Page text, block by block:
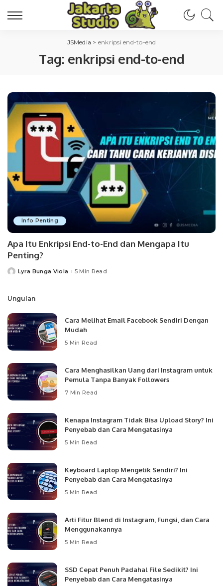
JSMedia > enkripsi end-to-end
Tag: enkripsi end-to-end
Info Penting
Apa Itu Enkripsi End-to-End dan Mengapa Itu
Penting?
PostedLyra Bunga Viola 5 Min Read
Ungulan
Cara Melihat Email Facebook Sendiri Dengan
Mudah
5 Min Read
Cara Menghasilkan Uang dari Instagram untuk
Pemula Tanpa Banyak Followers
7 Min Read
Kenapa Instagram Tidak Bisa Upload Story? Ini
Penyebab dan Cara Mengatasinya
5 Min Read
Keyboard Laptop Mengetik Sendiri? Ini
Penyebab dan Cara Mengatasinya
5 Min Read
Arti Fitur Blend di Instagram, Fungsi, dan Cara
Menggunakannya
5 Min Read
SSD Cepat Penuh Padahal File Sedikit? Ini
Penyebab dan Cara Mengatasinya